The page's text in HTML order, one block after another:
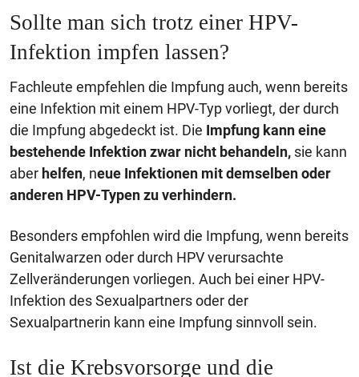
Sollte man sich trotz einer HPV-
Infektion impfen lassen?
Fachleute empfehlen die Impfung auch, wenn bereits
eine Infektion mit einem HPV-Typ vorliegt, der durch
die Impfung abgedeckt ist. Die Impfung kann eine
bestehende Infektion zwar nicht behandeln, sie kann
aber helfen, neue Infektionen mit demselben oder
anderen HPV-Typen zu verhindern.
Besonders empfohlen wird die Impfung, wenn bereits
Genitalwarzen oder durch HPV verursachte
Zellveränderungen vorliegen. Auch bei einer HPV-
Infektion des Sexualpartners oder der
Sexualpartnerin kann eine Impfung sinnvoll sein.
Ist die Krebsvorsorge und die